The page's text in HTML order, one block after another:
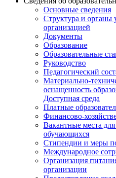
Основные сведения
Структура и органы
организацией
Документы
Образование
Образовательные
Руководство
Педагогический
Материально-
оснащенность
Доступная среда
Платные
Финансово-
Вакантные места
обучающихся
Стипендии и меры
Международное
Организация
организации